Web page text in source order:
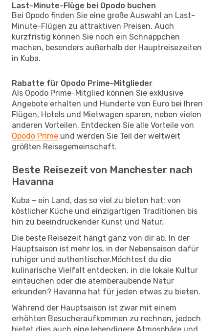
Last-Minute-Flüge bei Opodo buchen
Bei Opodo finden Sie eine große Auswahl an Last-
Minute-Flügen zu attraktiven Preisen. Auch
kurzfristig können Sie noch ein Schnäppchen
machen, besonders außerhalb der Hauptreisezeiten
in Kuba.
Rabatte für Opodo Prime-Mitglieder
Als Opodo Prime-Mitglied können Sie exklusive
Angebote erhalten und Hunderte von Euro bei Ihren
Flügen, Hotels und Mietwagen sparen, neben vielen
anderen Vorteilen. Entdecken Sie alle Vorteile von
Opodo Prime und werden Sie Teil der weltweit
größten Reisegemeinschaft.
Beste Reisezeit von Manchester nach
Havanna
Kuba – ein Land, das so viel zu bieten hat: von
köstlicher Küche und einzigartigen Traditionen bis
hin zu beeindruckender Kunst und Natur.
Die beste Reisezeit hängt ganz von dir ab. In der
Hauptsaison ist mehr los, in der Nebensaison dafür
ruhiger und authentischer.Möchtest du die
kulinarische Vielfalt entdecken, in die lokale Kultur
eintauchen oder die atemberaubende Natur
erkunden? Havanna hat für jeden etwas zu bieten.
Während der Hauptsaison ist zwar mit einem
erhöhten Besucheraufkommen zu rechnen, jedoch